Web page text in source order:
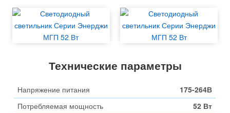
Технические параметры
Напряжение питания
175-264В
Потребляемая мощность
52 Вт